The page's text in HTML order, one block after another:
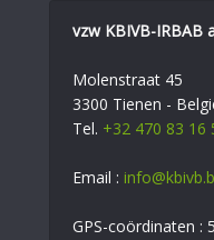
vzw KBIVB-IRBAB
Molenstraat 45
3300 Tienen -
Tel. +32 470 83 16
Email :
GPS-coördinaten :